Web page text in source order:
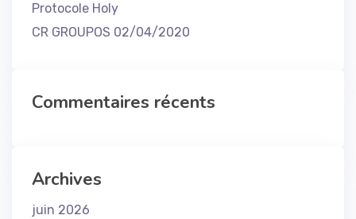
Protocole Holy
CR GROUPOS 02/04/2020
Commentaires récents
Archives
juin 2026